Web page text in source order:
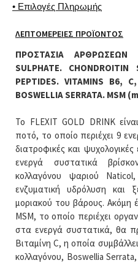
• Επιλογές Πληρωμής
ΛΕΠΤΟΜΈΡΕΙΕΣ ΠΡΟΪΌΝΤΟΣ
ΠΡΟΣΤΑΣΙΑ ΑΡΘΡΩΣΕΩΝ
SULPHATE. CHONDROITIN
PEPTIDES. VITAMINS B6,
BOSWELLIA SERRATA.
Το FLEXIT GOLD DRINK
ποτό, το οποίο περιέχει 9
διατροφικές και
ενεργά συστατικά
κολλαγόνου ψαριού
ενζυματική υδρόλυση και
μοριακού του βάρους. Ακόμη
MSM, το οποίο περιέχει
στα ενεργά συστατικά, θα
Βιταμίνη C, η οποία
κολλαγόνου, Boswellia